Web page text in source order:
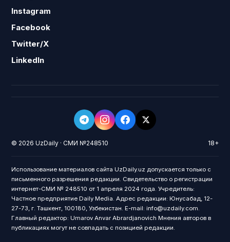
Instagram
Facebook
Twitter/X
LinkedIn
© 2026 UzDaily · СМИ №248510 18+
Использование материалов сайта UzDaily.uz допускается только с
письменного разрешения редакции. Свидетельство о регистрации
интернет-СМИ № 248510 от 1 апреля 2024 года. Учредитель:
Частное предприятие Daily Media. Адрес редакции: Юнусабад, 12-
27-73, г. Ташкент, 100180, Узбекистан. E-mail: info@uzdaily.com.
Главный редактор: Umarov Anvar Abrardjanovich Мнения авторов в
публикациях могут не совпадать с позицией редакции.